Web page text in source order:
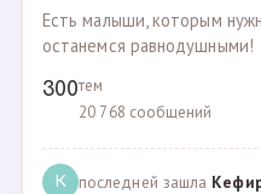
Есть малыши, которым
останемся равнодушными!
300тем
20 768 сообщений
К последней зашла